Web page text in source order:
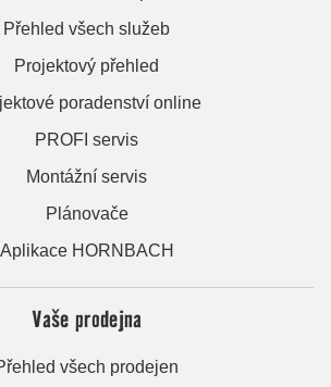
Přehled všech služeb
Projektový přehled
poradenství online
PROFI servis
Montážní servis
Plánovače
Aplikace HORNBACH
Vaše prodejna
všech prodejen